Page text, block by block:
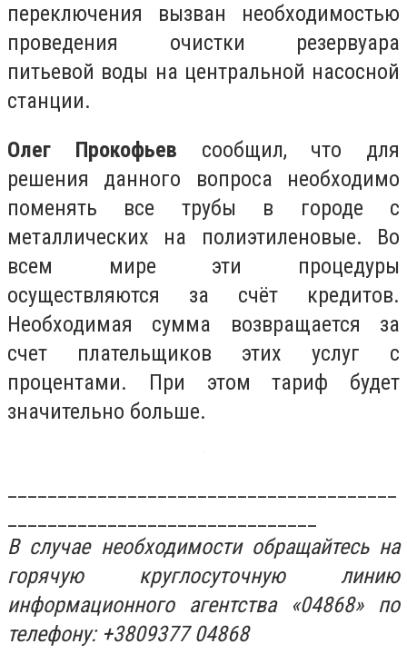
переключения вызван необходимостью
проведения очистки резервуара
питьевой воды на центральной насосной
станции.
Олег Прокофьев сообщил, что для
решения данного вопроса необходимо
поменять все трубы в городе с
металлических на полиэтиленовые. Во
всем мире эти процедуры
осуществляются за счёт кредитов.
Необходимая сумма возвращается за
счет плательщиков этих услуг с
процентами. При этом тариф будет
значительно больше.
В случае необходимости обращайтесь на
горячую круглосуточную линию
информационного агентства «04868» по
телефону: +3809377 04868